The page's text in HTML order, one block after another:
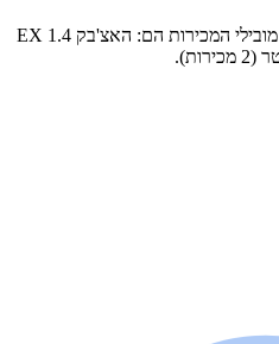
5 רכבי קיה ריו נמכרו בשנת 2006. מובילי המכירות הם: האצ'בק EX 1.4